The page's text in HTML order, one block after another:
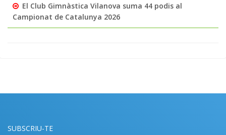
El Club Gimnàstica Vilanova suma 44 podis al
Campionat de Catalunya 2026
SUBSCRIU-TE